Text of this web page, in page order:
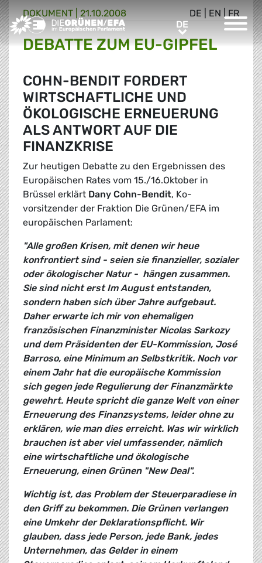
Greens/EFA Home DEDE
DE EN FR
DOKUMENT 21.10.2008
DEBATTE ZUM EU-GIPFEL
COHN-BENDIT FORDERT
WIRTSCHAFTLICHE UND
ÖKOLOGISCHE ERNEUERUNG
ALS ANTWORT AUF DIE
FINANZKRISE
Zur heutigen Debatte zu den Ergebnissen des
Europäischen Rates vom 15./16.Oktober in
Brüssel erklärt Dany Cohn-Bendit, Ko-
vorsitzender der Fraktion Die Grünen/EFA im
europäischen Parlament:
"Alle großen Krisen, mit denen wir heue
konfrontiert sind - seien sie finanzieller, sozialer
oder ökologischer Natur - hängen zusammen.
Sie sind nicht erst Im August entstanden,
sondern haben sich über Jahre aufgebaut.
Daher erwarte ich mir von ehemaligen
französischen Finanzminister Nicolas Sarkozy
und dem Präsidenten der EU-Kommission, José
Barroso, eine Minimum an Selbstkritik. Noch vor
einem Jahr hat die europäische Kommission
sich gegen jede Regulierung der Finanzmärkte
gewehrt. Heute spricht die ganze Welt von einer
Erneuerung des Finanzsystems, leider ohne zu
erklären, wie man dies erreicht. Was wir wirklich
brauchen ist aber viel umfassender, nämlich
eine wirtschaftliche und ökologische
Erneuerung, einen Grünen "New Deal".
Wichtig ist, das Problem der Steuerparadiese in
den Griff zu bekommen. Die Grünen verlangen
eine Umkehr der Deklarationspflicht. Wir
glauben, dass jede Person, jede Bank, jedes
Unternehmen, das Gelder in einem